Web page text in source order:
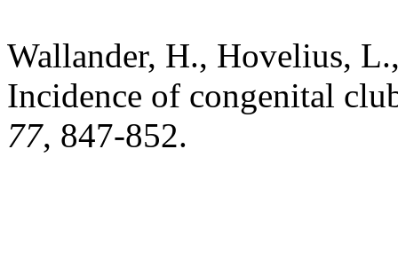
Wallander, H., Hovelius,
Incidence of congenital
77, 847-852.